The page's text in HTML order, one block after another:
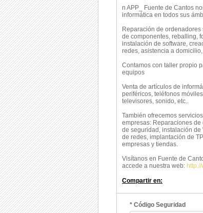
n APP_ Fuente de Cantos
informática en todos sus
Reparación de
de componentes, reballing,
instalación de software,
redes, asistencia a
Contamos con taller propio
equipos
Venta de artículos de
periféricos, teléfonos
televisores, sonido, etc..
También ofrecemos
empresas: Reparaciones
de seguridad, instalación
de redes, implantación de
empresas y tiendas.
Visítanos en Fuente de
accede a nuestra web:
Compartir en:
* Código Seguridad